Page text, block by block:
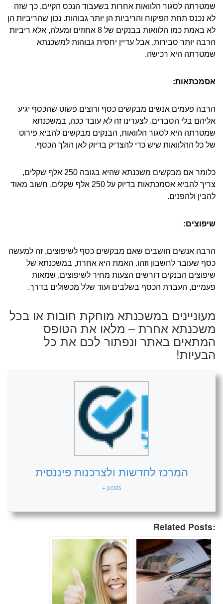
שמטרתה לסגור הלוואות אחרות בשעבוד הנכס הקיים, כך שזה
לא נכנס תחת הפיקוח והריביות הן יותר גבוהות. נכון שהריביות הן
לא באמת כמו הלוואות בבנקים של 8 אחוזים ומעלה, אלא ריביות
הרבה יותר סבירות, אבל עדיין יחסית גבוהות למשכנתא
שמטרתה היא רכישה.
אסמכתאות:
הרבה פעמים אנשים מבקשים כסף ורוצים פשוט שהכסף יגיע
אליהם בלי הסברים. לצערינו זה לא עובד ככה, במשכנתא
שמטרתה היא לסגור הלוואות, הבנקים מבקשים להביא פירוט
של כל ההלוואות שיש כדי להצדיק בדיוק לאן הולך הכסף.
כלומר אם מבקשים משכנתא שהיא בגובה 250 אלף שקלים,
צריך להביא אסמכתאות בדיוק על 250 אלף שקלים. חשוב מאוד
להבין ולהפנים.
שיפוצים:
הרבה אנשים חושבים שאם מבקשים כסף לשיפוצים, זה למעשה
כסף שעובר לחשבון וזהו. האמת היא אחרת, במשכנתא של
שיפוצים הבנקים דורשים הצעות מחיר לשיפוצים, שמאות
פעמיים, העברת הכסף בשלבים ועוד שלל מכשולים בדרך.
מעוניינים במשכנתא מוחקת חובות או בכל
משכנתא אחרת – מלאו את הטופס
המתאים באתר ונפתור לכם את כל
הבעיות!
המרכז לחדשות ולצרכנות פיננסית
+ posts
Related Posts: